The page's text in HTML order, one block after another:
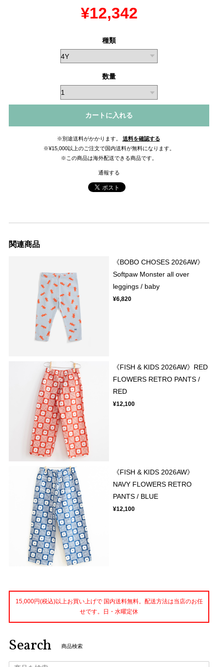
¥12,342
種類
数量
カートに入れる
※別途送料がかかります。
送料を確認する
※¥15,000以上のご注文で国内送料が無料になります。
※この商品は海外配送できる商品です。
通報する
関連商品
《BOBO CHOSES 2026AW》
Softpaw Monster all over
leggings / baby
¥6,820
《FISH & KIDS 2026AW》RED
FLOWERS RETRO PANTS /
RED
¥12,100
《FISH & KIDS 2026AW》
NAVY FLOWERS RETRO
PANTS / BLUE
¥12,100
15,000円(税込)以上お買い上げで 国内送料無料。配送方法は当店のお任
せです。日・水曜定休
Search 商品検索